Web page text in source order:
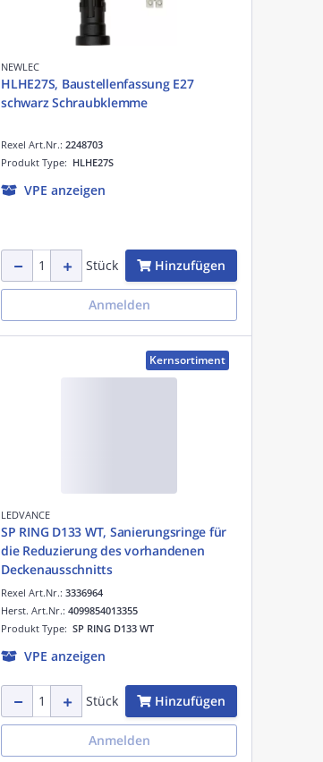
NEWLEC
HLHE27S, Baustellenfassung E27
schwarz Schraubklemme
Rexel Art.Nr.: 2248703
Produkt Type: HLHE27S
VPE anzeigen
Stück Hinzufügen
Anmelden
Kernsortiment
LEDVANCE
SP RING D133 WT, Sanierungsringe für
die Reduzierung des vorhandenen
Deckenausschnitts
Rexel Art.Nr.: 3336964
Produkt Type: SP RING D133 WT
Herst. Art.Nr.: 4099854013355
VPE anzeigen
Stück Hinzufügen
Anmelden